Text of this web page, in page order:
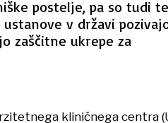
postelje, pa so tudi
v državi
zaščitne ukrepe za
kliničnega centra